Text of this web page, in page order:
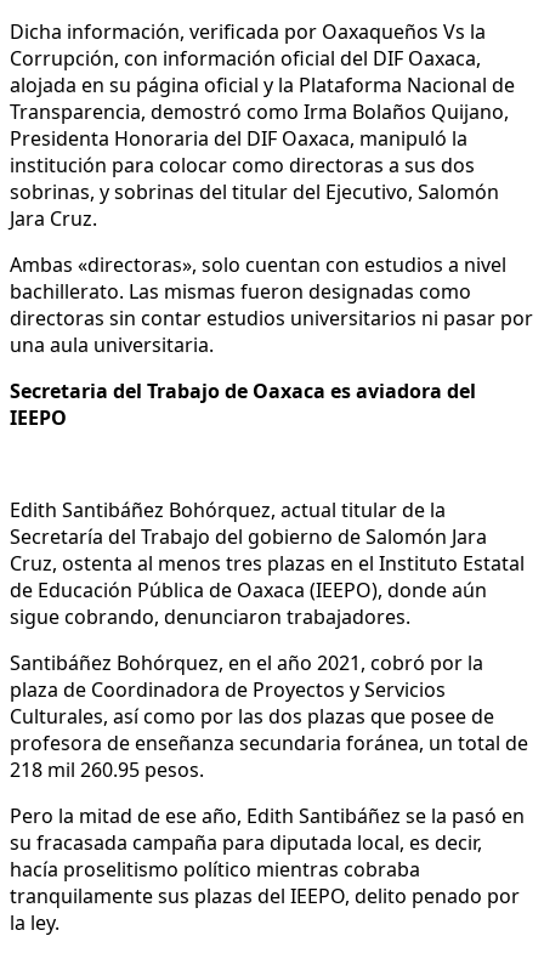
Dicha información, verificada por Oaxaqueños Vs la
Corrupción, con información oficial del DIF Oaxaca,
alojada en su página oficial y la Plataforma Nacional de
Transparencia, demostró como Irma Bolaños Quijano,
Presidenta Honoraria del DIF Oaxaca, manipuló la
institución para colocar como directoras a sus dos
sobrinas, y sobrinas del titular del Ejecutivo, Salomón
Jara Cruz.
Ambas «directoras», solo cuentan con estudios a nivel
bachillerato. Las mismas fueron designadas como
directoras sin contar estudios universitarios ni pasar por
una aula universitaria.
Secretaria del Trabajo de Oaxaca es aviadora del
IEEPO
Edith Santibáñez Bohórquez, actual titular de la
Secretaría del Trabajo del gobierno de Salomón Jara
Cruz, ostenta al menos tres plazas en el Instituto Estatal
de Educación Pública de Oaxaca (IEEPO), donde aún
sigue cobrando, denunciaron trabajadores.
Santibáñez Bohórquez, en el año 2021, cobró por la
plaza de Coordinadora de Proyectos y Servicios
Culturales, así como por las dos plazas que posee de
profesora de enseñanza secundaria foránea, un total de
218 mil 260.95 pesos.
Pero la mitad de ese año, Edith Santibáñez se la pasó en
su fracasada campaña para diputada local, es decir,
hacía proselitismo político mientras cobraba
tranquilamente sus plazas del IEEPO, delito penado por
la ley.